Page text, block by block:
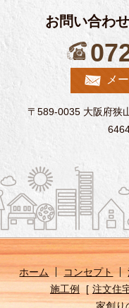
お問い合わ
メ
〒589-0035 大阪府
ホーム コンセプト
施工例
注文住
家創り